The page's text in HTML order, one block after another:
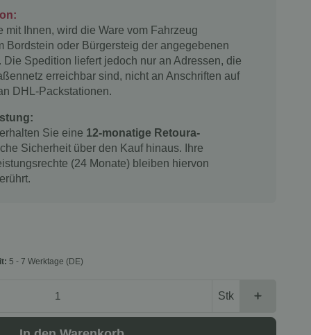
mit Ihnen, wird die Ware vom Fahrzeug
Bordstein oder Bürgersteig der angegebenen
Spedition liefert jedoch nur an Adressen, die
erreichbar sind, nicht an Anschriften auf
DHL-Packstationen.
Sie eine 12-monatige Retoura-
Sicherheit über den Kauf hinaus. Ihre
(24 Monate) bleiben hiervon
5 - 7 Werktage (DE)
Stk